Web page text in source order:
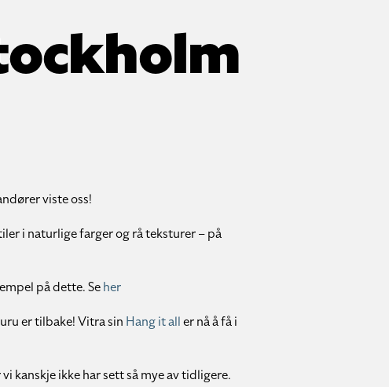
viste oss!
i naturlige farger og rå teksturer – på
på dette. Seher
er tilbake! Vitra sin Hang it aller nå å få i
kanskje ikke har sett så mye av tidligere.